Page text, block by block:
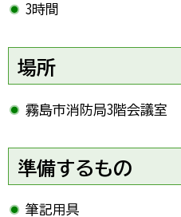
3時間
場所
霧島市消防局3階会議室
準備するもの
筆記用具